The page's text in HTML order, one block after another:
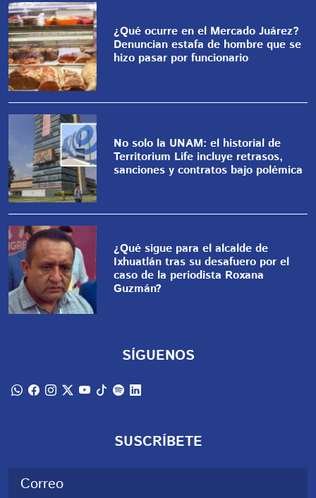
¿Qué ocurre en el Mercado Juárez?
Denuncian estafa de hombre que se
hizo pasar por funcionario
No solo la UNAM: el historial de
Territorium Life incluye retrasos,
sanciones y contratos bajo polémica
¿Qué sigue para el alcalde de
Ixhuatlán tras su desafuero por el
caso de la periodista Roxana
Guzmán?
SÍGUENOS
SUSCRÍBETE